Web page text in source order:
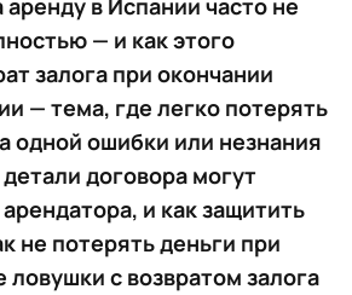
аренду в Испании часто не
— и как этого
залога при окончании
— тема, где легко потерять
одной ошибки или незнания
договора могут
и как защитить
не потерять деньги при
ловушки с возвратом залога